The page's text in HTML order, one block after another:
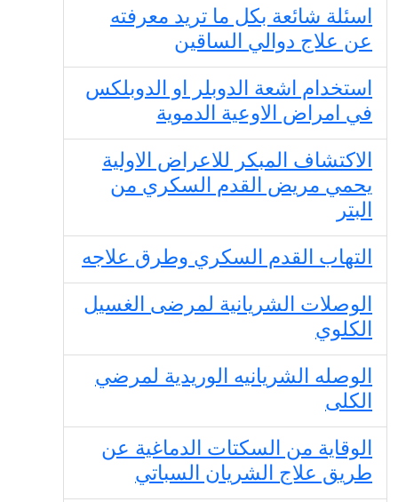
اسئلة شائعة بكل ما تريد معرفته
عن علاج دوالي الساقين
استخدام اشعة الدوبلر او الدوبلكس
في امراض الاوعية الدموية
الاكتشاف المبكر للاعراض الاولية
يحمي مريض القدم السكري من
البتر
التهاب القدم السكري وطرق علاجه
الوصلات الشريانية لمرضى الغسيل
الكلوي
الوصله الشريانيه الوريدية لمرضي
الكلى
الوقاية من السكتات الدماغية عن
طريق علاج الشريان السباتي